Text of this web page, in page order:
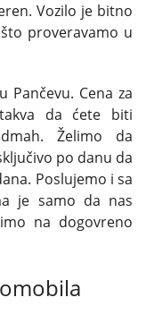
Vozilo je bitno
proveravamo u
Pančevu. Cena za
da ćete biti
Želimo da
po danu da
Poslujemo i sa
je samo da nas
na dogovreno